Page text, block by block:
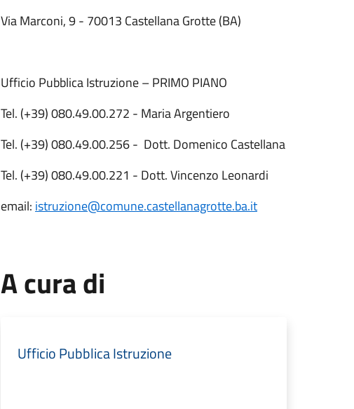
Via Marconi, 9 - 70013 Castellana Grotte (BA)
Ufficio Pubblica Istruzione – PRIMO PIANO
Tel. (+39) 080.49.00.272 - Maria Argentiero
Tel. (+39) 080.49.00.256 - Dott. Domenico Castellana
Tel. (+39) 080.49.00.221 - Dott. Vincenzo Leonardi
email: istruzione@comune.castellanagrotte.ba.it
A cura di
Ufficio Pubblica Istruzione